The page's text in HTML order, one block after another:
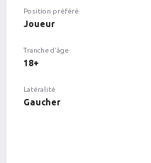
Position préféré
Joueur
Tranche d'âge
18+
Latéralité
Gaucher